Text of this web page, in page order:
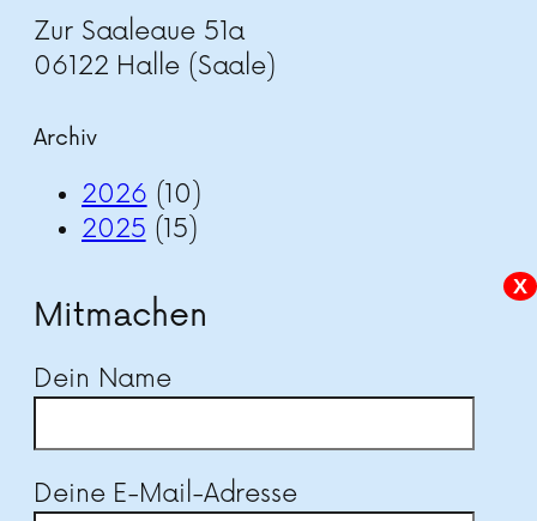
Zur Saaleaue 51a
06122 Halle (Saale)
Archiv
2026 (10)
2025 (15)
X
Mitmachen
Dein Name
Deine E-Mail-Adresse